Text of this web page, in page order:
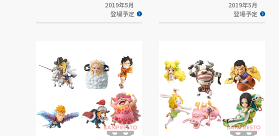
2019年5月
登場予定
2019年5月
登場予定